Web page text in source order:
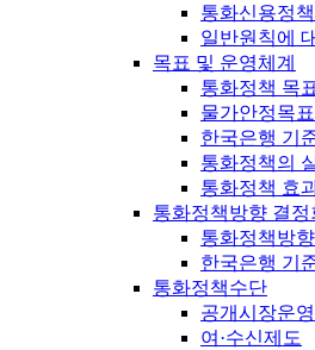
통화신용정
일반원칙에
목표 및 운영체계
통화정책 목
물가안정목표
한국은행 기
통화정책의
통화정책 효
통화정책방향 결
통화정책방
한국은행 기
통화정책수단
공개시장운영
여·수신제도